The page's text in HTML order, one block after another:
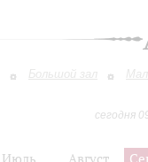
Большой зал
сегодня